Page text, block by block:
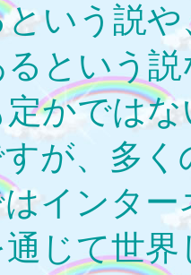
いう説
という
かでは
が、多
インター
じて世